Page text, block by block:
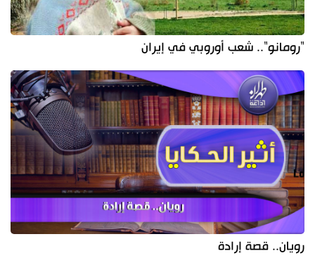
"رومانو".. شعب أوروبي في إيران
رويان.. قصة إرادة